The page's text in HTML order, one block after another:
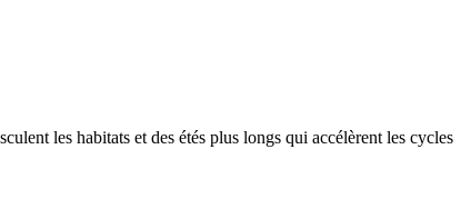
les habitats et des étés plus longs qui accélèrent les cycles